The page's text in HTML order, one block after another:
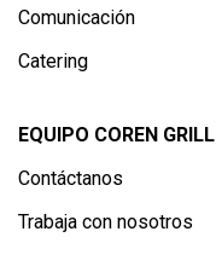
Comunicación
Catering
EQUIPO COREN GRILL
Contáctanos
Trabaja con nosotros